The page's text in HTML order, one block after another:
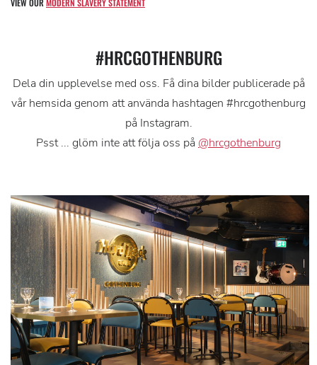
VIEW OUR MODERN SLAVERY STATEMENT
#HRCGOTHENBURG
Dela din upplevelse med oss. Få dina bilder publicerade på
vår hemsida genom att använda hashtagen #hrcgothenburg
på Instagram.
Psst ... glöm inte att följa oss på @hrcgothenburg